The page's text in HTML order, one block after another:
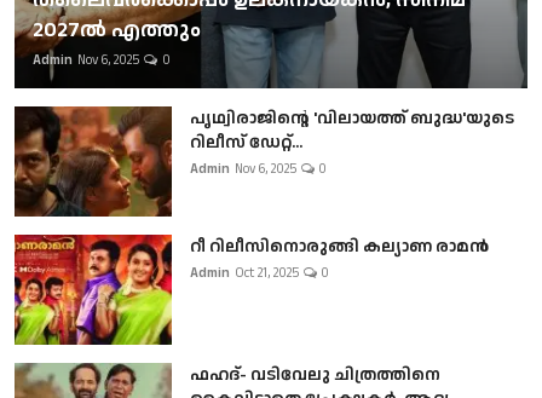
2027ല്‍ എത്തും
Admin Nov 6, 2025 0
പൃഥ്വിരാജിന്റെ 'വിലായത്ത് ബുദ്ധ'യുടെ
റിലീസ് ഡേറ്റ്...
Admin Nov 6, 2025 0
റീ റിലീസിനൊരുങ്ങി കല്യാണ രാമൻ
Admin Oct 21, 2025 0
ഫഹദ്- വടിവേലു ചിത്രത്തിനെ